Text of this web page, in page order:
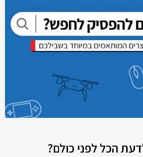
הכל לפני כולם?